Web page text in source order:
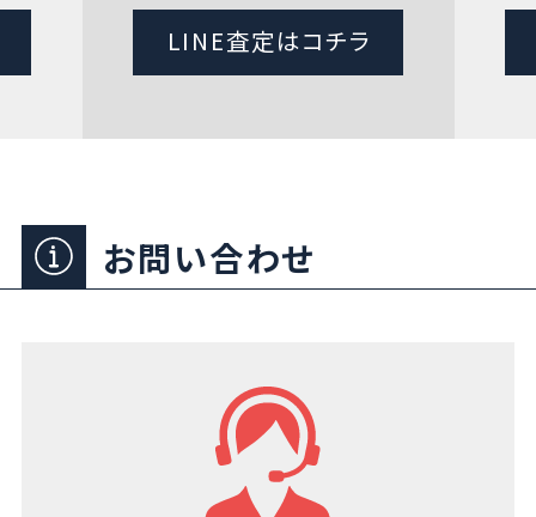
LINE査定はコチラ
お問い合わせ